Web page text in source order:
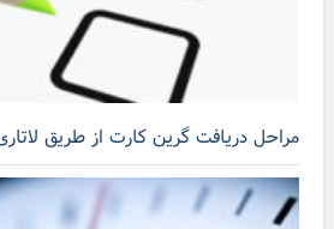
مراحل دریافت گرین کارت از طریق